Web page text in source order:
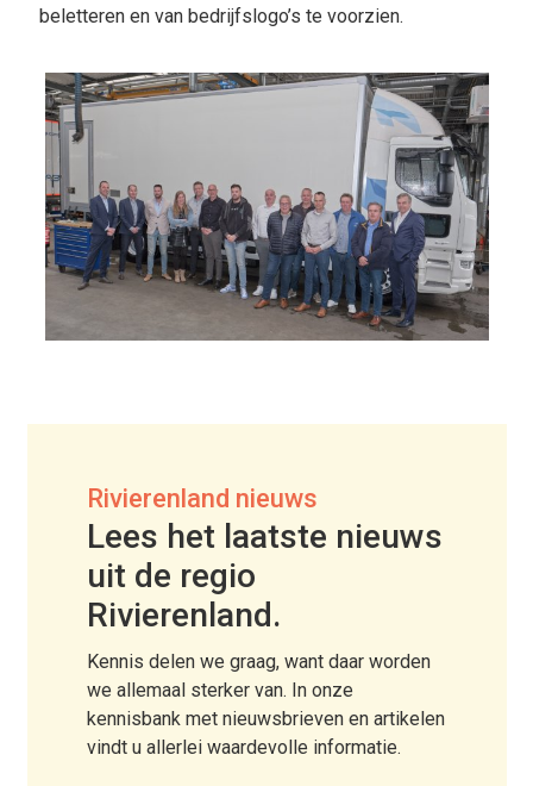
beletteren en van bedrijfslogo’s te voorzien.
Rivierenland nieuws
Lees het laatste nieuws
uit de regio
Rivierenland.
Kennis delen we graag, want daar worden
we allemaal sterker van. In onze
kennisbank met nieuwsbrieven en artikelen
vindt u allerlei waardevolle informatie.